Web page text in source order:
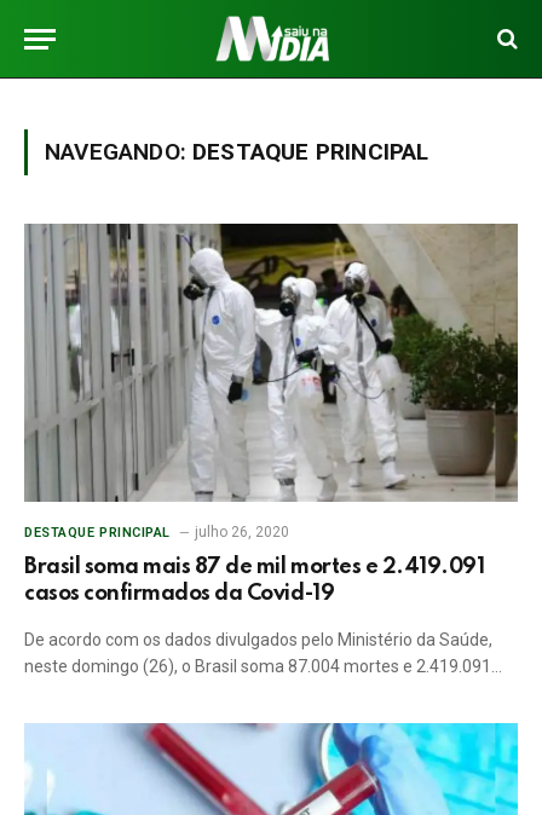
NAVEGANDO: DESTAQUE PRINCIPAL
DESTAQUE PRINCIPAL julho 26, 2020
Brasil soma mais 87 de mil mortes e 2.419.091
casos confirmados da Covid-19
De acordo com os dados divulgados pelo Ministério da Saúde,
neste domingo (26), o Brasil soma 87.004 mortes e 2.419.091…